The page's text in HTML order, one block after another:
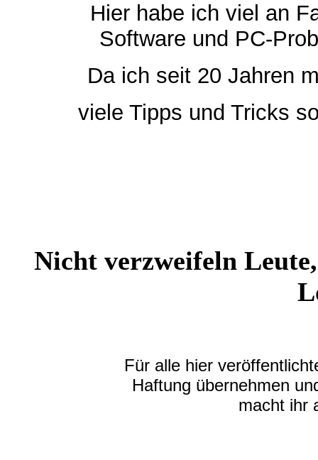
Hier habe ich viel an
Software und PC-
Da ich seit 20 Jahren
viele Tipps und Tricks
Nicht verzweifeln
Für alle hier
Haftung übernehmen
macht ihr